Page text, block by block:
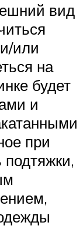
вид
или
на
будет
и
при
подтяжки,